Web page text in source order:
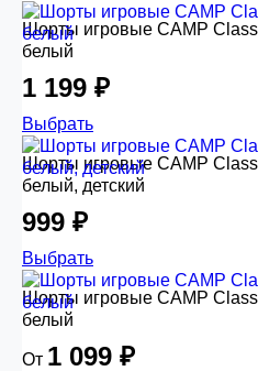
Шорты игровые CAMP
белый
1 199 ₽
Выбрать
Шорты игровые CAMP
белый, детский
999 ₽
Выбрать
Шорты игровые CAMP
белый
От 1 099 ₽